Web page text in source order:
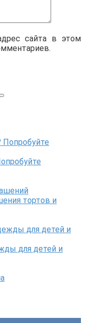
сайта в этом
тортов и
для детей и